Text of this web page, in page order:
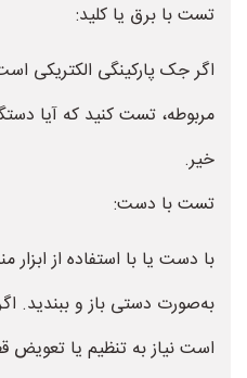
تست با برق یا کلید:
اگر جک پارکینگی الکتریکی
مربوطه، تست کنید که آیا
خیر.
تست با دست:
با دست یا با استفاده از
به‌صورت دستی باز و ببندید.
است نیاز به تنظیم یا تعویض